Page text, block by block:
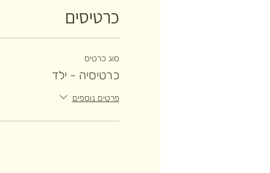
כרטיסים
סוג כרטיס
כרטיסיה - ילד
פרטים נוספים